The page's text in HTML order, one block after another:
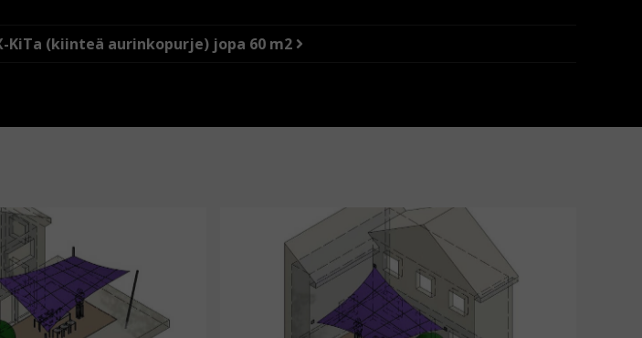
KiTa (kiinteä aurinkopurje) jopa 60 m2